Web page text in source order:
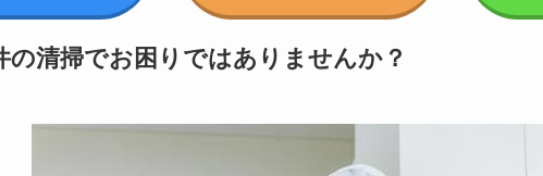
の清掃でお困りではありませんか？